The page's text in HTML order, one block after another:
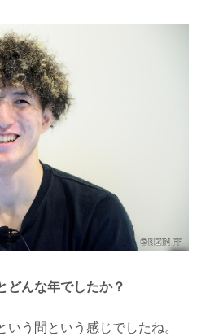
どんな年でしたか？
う間という感じでしたね。